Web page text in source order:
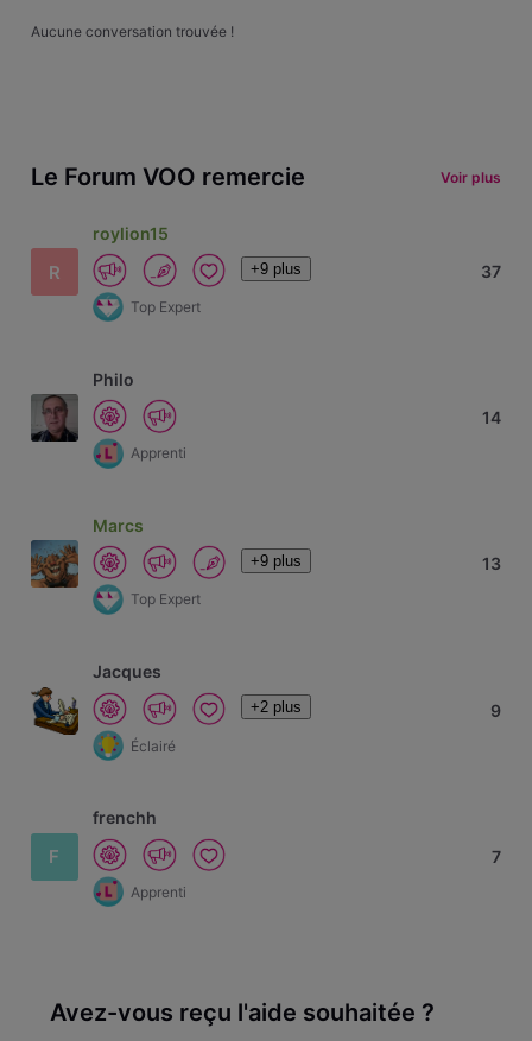
Aucune conversation trouvée !
Le Forum VOO remercie Voir plus
R
roylion15
+9 plus
Top Expert
37
Philo
Apprenti
14
Marcs
+9 plus
Top Expert
13
Jacques
+2 plus
Éclairé
9
F
frenchh
Apprenti
7
Avez-vous reçu l'aide souhaitée ?